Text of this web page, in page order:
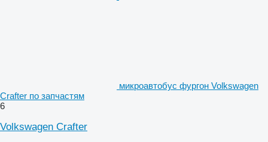
микроавтобус фургон Volkswagen
Crafter по запчастям
6
Volkswagen Crafter